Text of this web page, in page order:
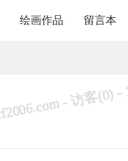
绘画作品 留言本